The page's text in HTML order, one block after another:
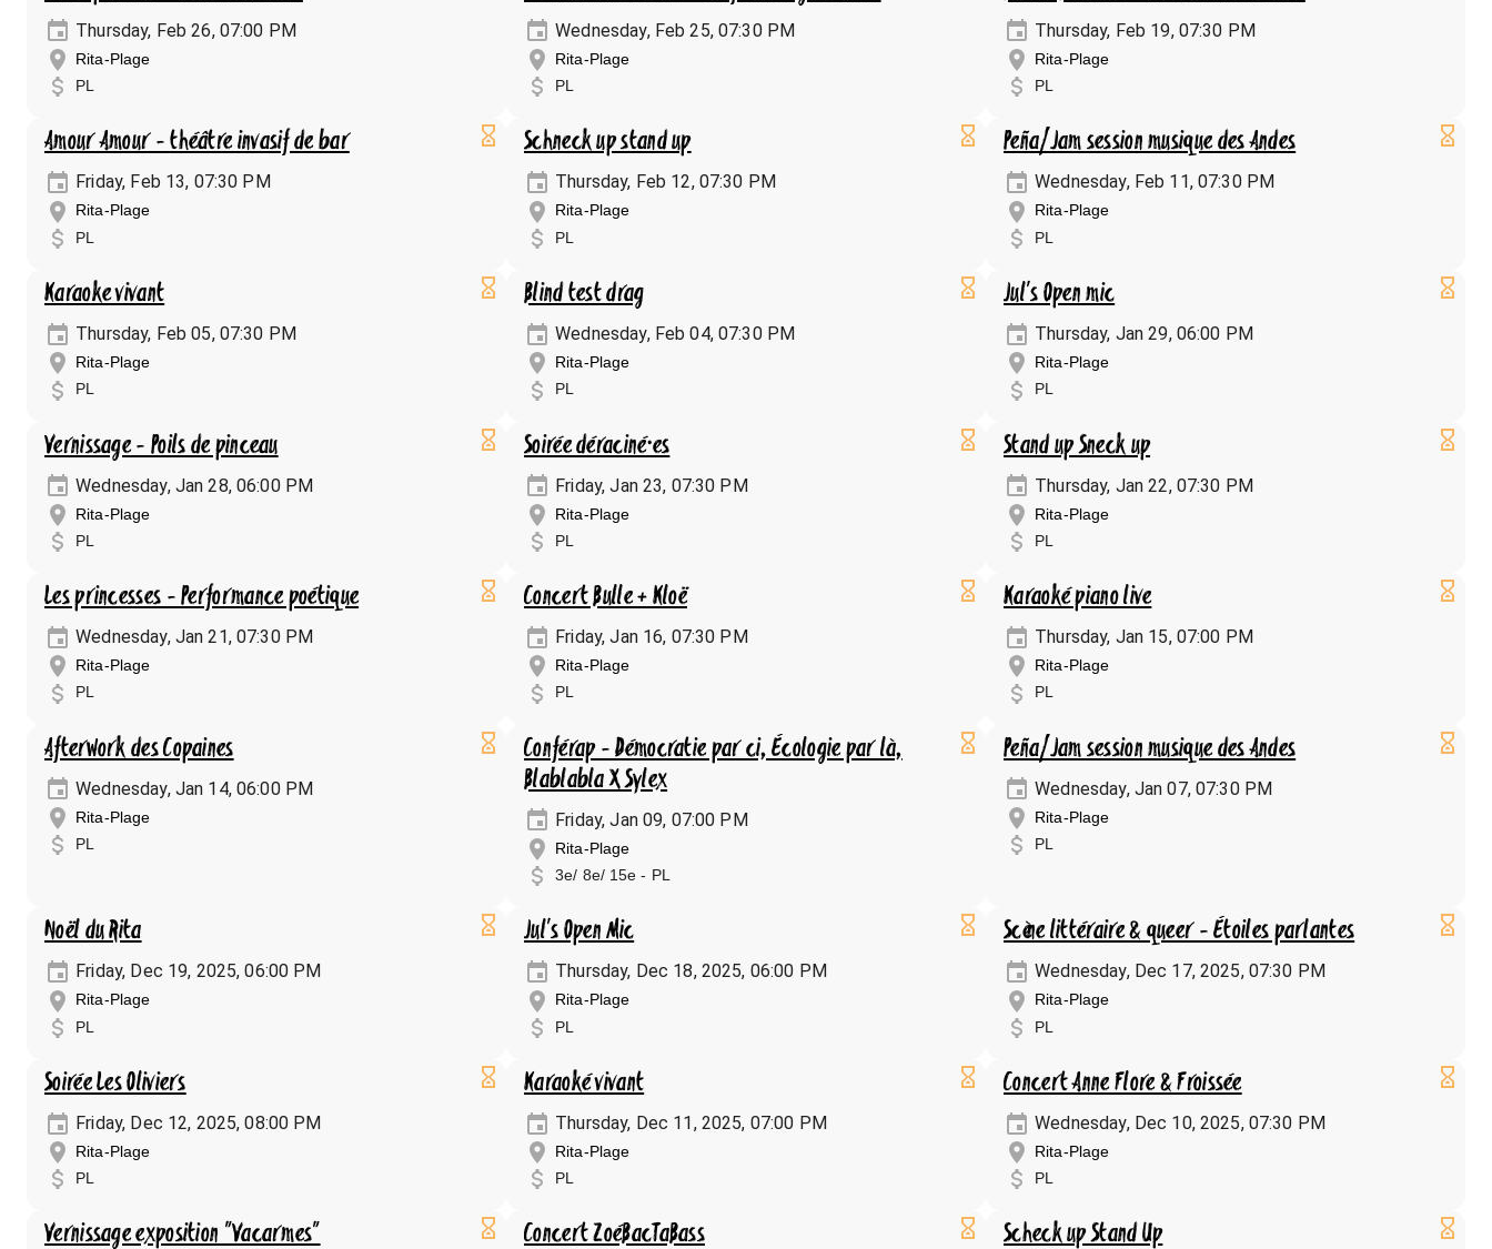
Thursday, Feb 26, 07:00 PM
Rita-Plage
PL
Wednesday, Feb 25, 07:30 PM
Rita-Plage
PL
Thursday, Feb 19, 07:30 PM
Rita-Plage
PL
Amour Amour - théâtre invasif de bar
Friday, Feb 13, 07:30 PM
Rita-Plage
PL
Schneck up stand up
Thursday, Feb 12, 07:30 PM
Rita-Plage
PL
Peña/Jam session musique des Andes
Wednesday, Feb 11, 07:30 PM
Rita-Plage
PL
Karaoke vivant
Thursday, Feb 05, 07:30 PM
Rita-Plage
PL
Blind test drag
Wednesday, Feb 04, 07:30 PM
Rita-Plage
PL
Jul's Open mic
Thursday, Jan 29, 06:00 PM
Rita-Plage
PL
Vernissage - Poils de pinceau
Wednesday, Jan 28, 06:00 PM
Rita-Plage
PL
Soirée déraciné·es
Friday, Jan 23, 07:30 PM
Rita-Plage
PL
Stand up Sneck up
Thursday, Jan 22, 07:30 PM
Rita-Plage
PL
Les princesses - Performance poétique
Wednesday, Jan 21, 07:30 PM
Rita-Plage
PL
Concert Bulle + Kloë
Friday, Jan 16, 07:30 PM
Rita-Plage
PL
Karaoké piano live
Thursday, Jan 15, 07:00 PM
Rita-Plage
PL
Afterwork des Copaines
Wednesday, Jan 14, 06:00 PM
Rita-Plage
PL
Conférap - Démocratie par ci, Écologie par là,
Blablabla X Sylex
Friday, Jan 09, 07:00 PM
Rita-Plage
3e/ 8e/ 15e - PL
Peña/Jam session musique des Andes
Wednesday, Jan 07, 07:30 PM
Rita-Plage
PL
Noël du Rita
Friday, Dec 19, 2025, 06:00 PM
Rita-Plage
PL
Jul's Open Mic
Thursday, Dec 18, 2025, 06:00 PM
Rita-Plage
PL
Scène littéraire & queer - Étoiles parlantes
Wednesday, Dec 17, 2025, 07:30 PM
Rita-Plage
PL
Soirée Les Oliviers
Friday, Dec 12, 2025, 08:00 PM
Rita-Plage
PL
Karaoké vivant
Thursday, Dec 11, 2025, 07:00 PM
Rita-Plage
PL
Concert Anne Flore & Froissée
Wednesday, Dec 10, 2025, 07:30 PM
Rita-Plage
PL
Vernissage exposition "Vacarmes" Concert ZoéBacTaBass Scheck up Stand Up